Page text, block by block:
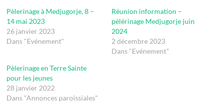
Pèlerinage à Medjugorje, 8 –
14 mai 2023
26 janvier 2023
Dans "Evénement"
Réunion information –
pélérinage Medjugorje juin
2024
2 décembre 2023
Dans "Evénement"
Pèlerinage en Terre Sainte
pour les jeunes
28 janvier 2022
Dans "Annonces paroissiales"